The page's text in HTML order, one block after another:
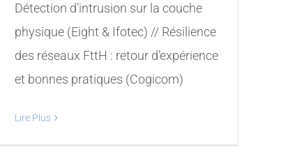
Détection d’intrusion sur la couche
physique (Eight & Ifotec) // Résilience
des réseaux FttH : retour d’expérience
et bonnes pratiques (Cogicom)
Lire Plus